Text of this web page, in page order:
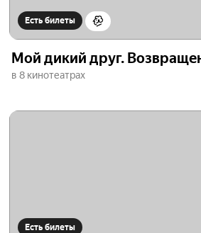
Есть билеты
Мой дикий друг.
в 8 кинотеатрах
Есть билеты